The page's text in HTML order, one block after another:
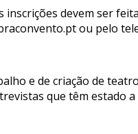
devem ser
ou pelo
e de criação de
que têm estado a